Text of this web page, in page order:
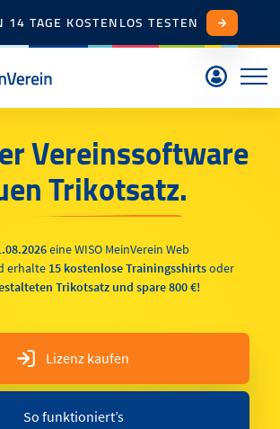
TAGE KOSTENLOS TESTEN
Vereinssoftware
Trikotsatz.
eine WISO MeinVerein Web
erhalte 15 kostenlose Trainingsshirtsoder
Trikotsatz und spare 800 €!
Lizenz kaufen
So funktioniert’s